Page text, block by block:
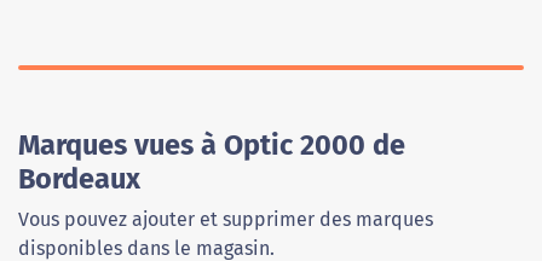
Marques vues à Optic 2000 de
Bordeaux
Vous pouvez ajouter et supprimer des marques
disponibles dans le magasin.